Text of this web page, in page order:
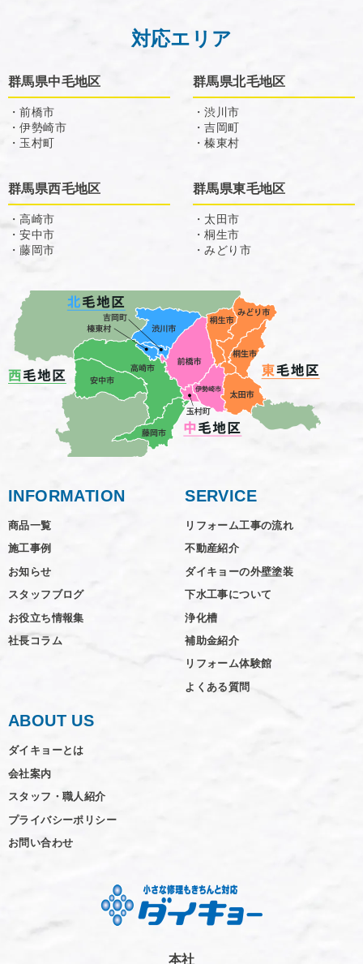
対応エリア
群馬県中毛地区
・前橋市
・伊勢崎市
・玉村町
群馬県北毛地区
・渋川市
・吉岡町
・榛東村
群馬県西毛地区
・高崎市
・安中市
・藤岡市
群馬県東毛地区
・太田市
・桐生市
・みどり市
INFORMATION
商品一覧
施工事例
お知らせ
スタッフブログ
お役立ち情報集
社長コラム
SERVICE
リフォーム工事の流れ
不動産紹介
ダイキョーの外壁塗装
下水工事について
浄化槽
補助金紹介
リフォーム体験館
よくある質問
ABOUT US
ダイキョーとは
会社案内
スタッフ・職人紹介
プライバシーポリシー
お問い合わせ
本社